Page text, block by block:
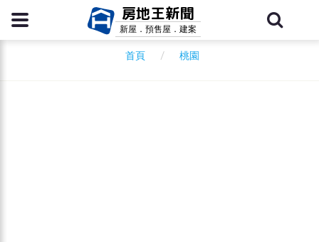
房地王新聞
新屋．預售屋．建案
首頁 桃園